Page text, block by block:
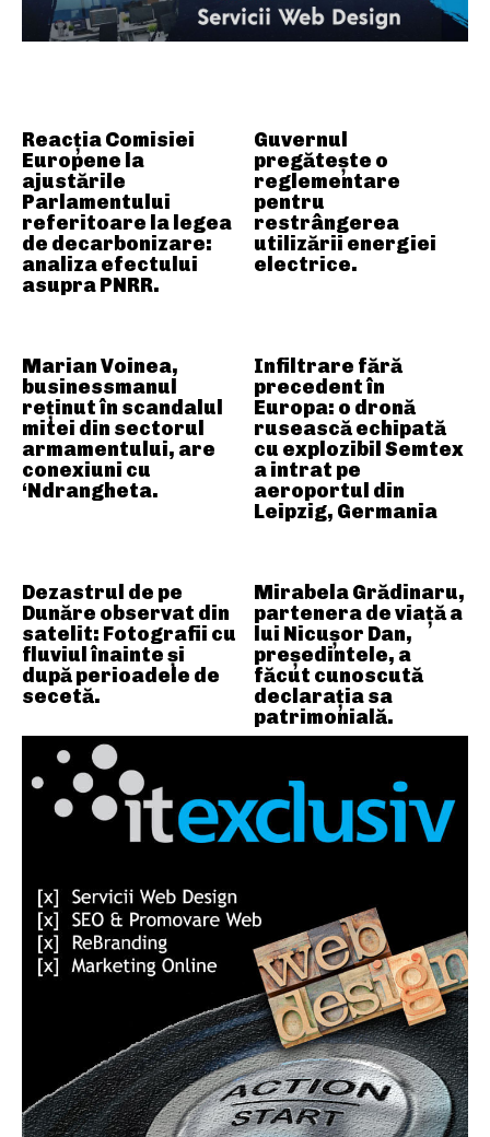
Reacția Comisiei
Europene la
ajustările
Parlamentului
referitoare la legea
de decarbonizare:
analiza efectului
asupra PNRR.
Guvernul
pregătește o
reglementare
pentru
restrângerea
utilizării energiei
electrice.
Marian Voinea,
businessmanul
reținut în scandalul
mitei din sectorul
armamentului, are
conexiuni cu
‘Ndrangheta.
Infiltrare fără
precedent în
Europa: o dronă
rusească echipată
cu explozibil Semtex
a intrat pe
aeroportul din
Leipzig, Germania
Dezastrul de pe
Dunăre observat din
satelit: Fotografii cu
fluviul înainte și
după perioadele de
secetă.
Mirabela Grădinaru,
partenera de viață a
lui Nicușor Dan,
președintele, a
făcut cunoscută
declarația sa
patrimonială.